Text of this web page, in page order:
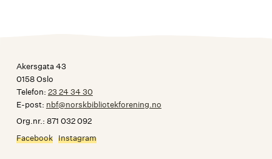
Akersgata 43
0158 Oslo
Telefon: 23 24 34 30
E-post: nbf@norskbibliotekforening.no
Org.nr.: 871 032 092
Facebook Instagram